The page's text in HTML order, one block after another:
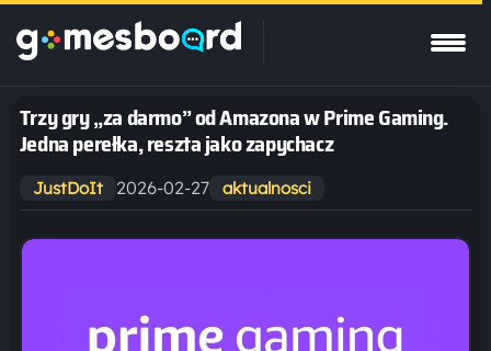
Trzy gry „za darmo” od Amazona w Prime Gaming.
Jedna perełka, reszta jako zapychacz
JustDoIt 2026-02-27 aktualnosci